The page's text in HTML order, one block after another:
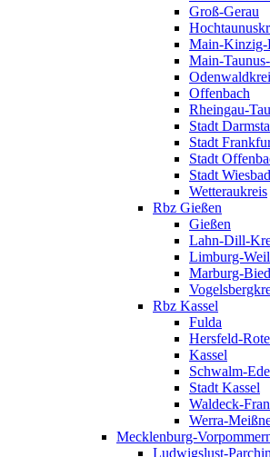
Groß-Gerau
Main-Kinzig-
Main-
Offenbach
Rheingau-
Stadt
Stadt
Stadt
Stadt
Wetteraukreis
Rbz Gießen
Gießen
Lahn-Dill-
Limburg-
Marburg-
Rbz Kassel
Fulda
Hersfeld-
Kassel
Schwalm-
Stadt Kassel
Waldeck-
Werra-
Mecklenburg-
Ludwigslust-